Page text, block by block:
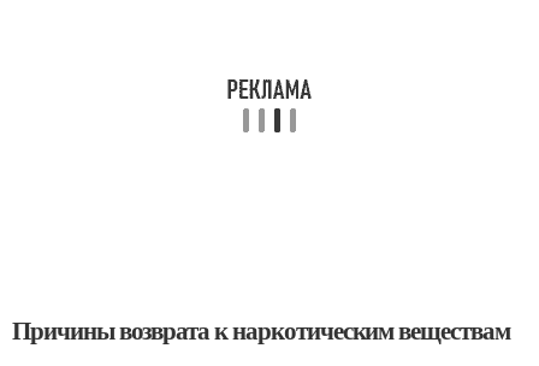
Причины возврата к наркотическим веществам